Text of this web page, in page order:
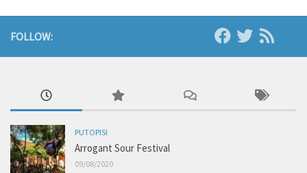
FOLLOW:
PUTOPISI
Arrogant Sour Festival
09/08/2020